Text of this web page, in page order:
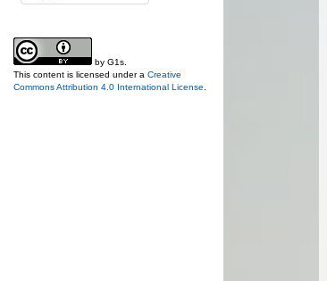
by G1s
This content is licensed under a Creative
Commons Attribution 4.0 International License